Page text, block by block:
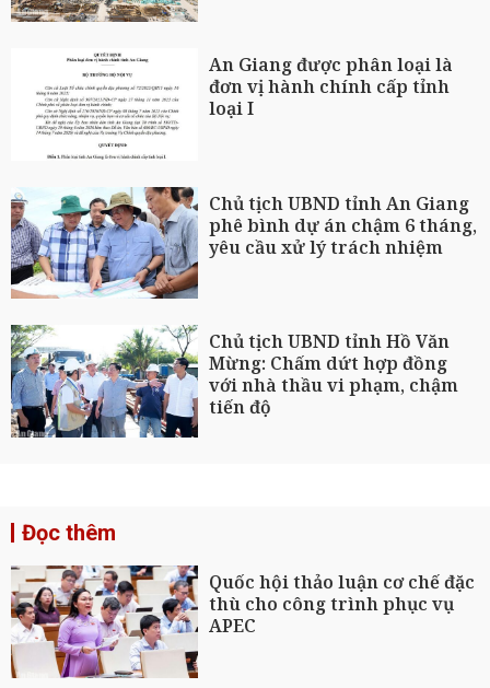
An Giang được phân loại là
đơn vị hành chính cấp tỉnh
loại I
Chủ tịch UBND tỉnh An Giang
phê bình dự án chậm 6 tháng,
yêu cầu xử lý trách nhiệm
Chủ tịch UBND tỉnh Hồ Văn
Mừng: Chấm dứt hợp đồng
với nhà thầu vi phạm, chậm
tiến độ
Đọc thêm
Quốc hội thảo luận cơ chế đặc
thù cho công trình phục vụ
APEC